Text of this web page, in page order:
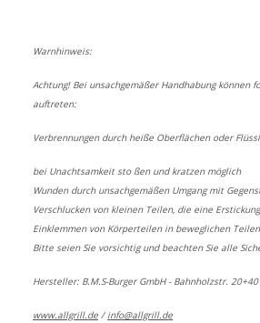
Warnhinweis:
Achtung! Bei unsachgemäßer Handhabung können
auftreten:
Verbrennungen durch heiße Oberflächen oder
bei Unachtsamkeit sto ßen und kratzen möglich
Wunden durch unsachgemäßen Umgang mit
Verschlucken von kleinen Teilen, die eine
Einklemmen von Körperteilen in beweglichen
Bitte seien Sie vorsichtig und beachten Sie alle
Hersteller: B.M.S-Burger GmbH - Bahnholzstr.
www.allgrill.de / info@allgrill.de